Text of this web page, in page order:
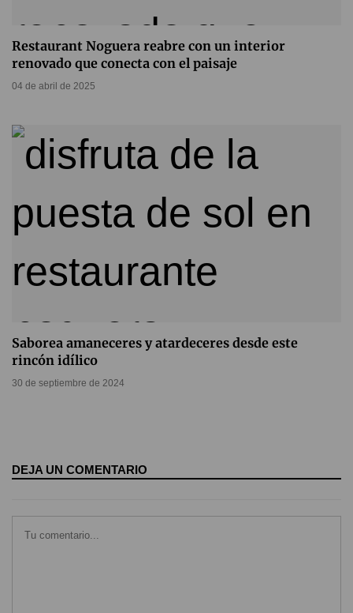
Restaurant Noguera reabre con un interior
renovado que conecta con el paisaje
04 de abril de 2025
Saborea amaneceres y atardeceres desde este
rincón idílico
30 de septiembre de 2024
DEJA UN COMENTARIO